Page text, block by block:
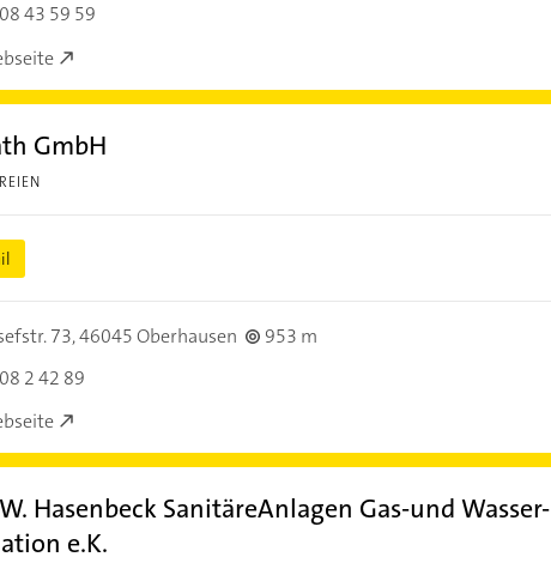
43 59 59
GmbH
73,46045 Oberhausen
953 m
2 42 89
Hasenbeck SanitäreAnlagen Gas-und Wasser-
e.K.